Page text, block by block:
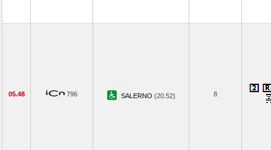
05.48 796 SALERNO (20.52) 8